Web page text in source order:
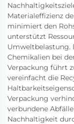
Materialeffizienz
minimiert den
unterstützt
Umweltbelastung.
Chemikalien bei
Verpackung führt
vereinfacht die
Verpackung
verbundene
Nachhaltigkeit